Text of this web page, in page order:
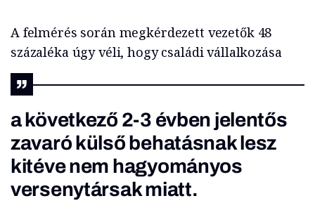
A felmérés során megkérdezett vezetők 48
százaléka úgy véli, hogy családi vállalkozása
a következő 2-3 évben jelentős
zavaró külső behatásnak lesz
kitéve nem hagyományos
versenytársak miatt.